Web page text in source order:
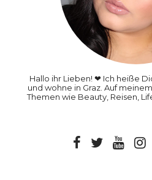
Hallo ihr Lieben! ❤ Ich heiße
und wohne in Graz. Auf
Themen wie Beauty, Reisen,